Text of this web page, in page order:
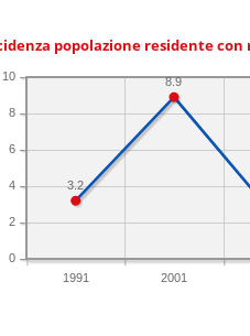
popolazione residente con
1991 2001
0
2
4
6
8
10 8.9
3.2